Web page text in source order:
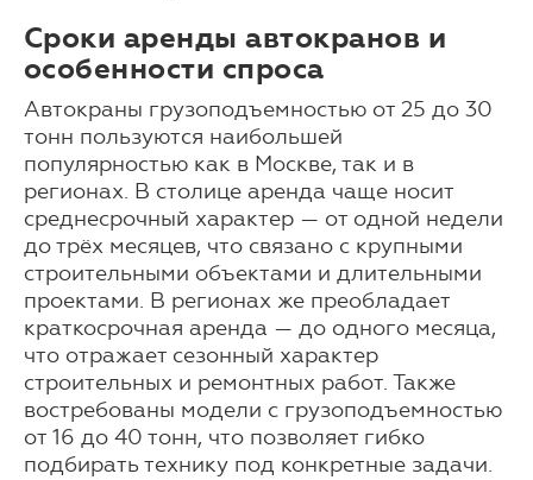
Сроки аренды автокранов и
особенности спроса
Автокраны грузоподъемностью от 25 до 30
тонн пользуются наибольшей
популярностью как в Москве, так и в
регионах. В столице аренда чаще носит
среднесрочный характер — от одной недели
до трёх месяцев, что связано с крупными
строительными объектами и длительными
проектами. В регионах же преобладает
краткосрочная аренда — до одного месяца,
что отражает сезонный характер
строительных и ремонтных работ. Также
востребованы модели с грузоподъемностью
от 16 до 40 тонн, что позволяет гибко
подбирать технику под конкретные задачи.